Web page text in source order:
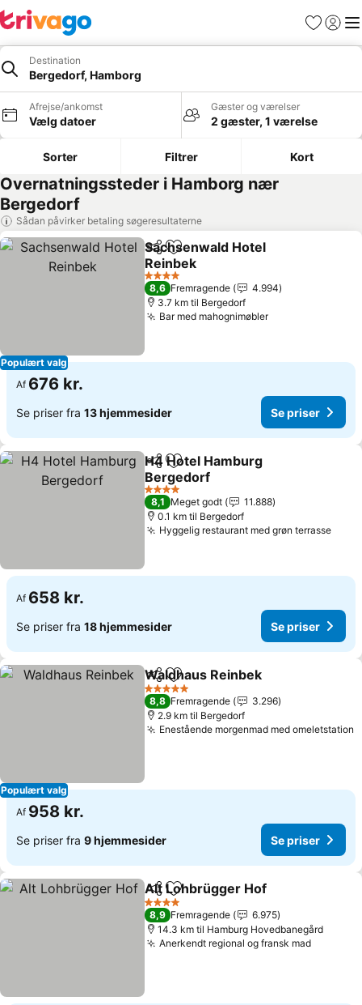
Favoritter
Log ind
Destination
Bergedorf, Hamborg
Afrejse/ankomst
Vælg datoer
Gæster og værelser
2 gæster, 1 værelse
Sorter Filtrer Kort
Overnatningssteder i Hamborg nær
Bergedorf
Sådan påvirker betaling søgeresultaterne
Populært valg
Del Føj til favoritter
Sachsenwald Hotel
Reinbek
4 Stjerner
8,6 Fremragende
4.994
3.7 km til Bergedorf
Bar med mahognimøbler
Af 676 kr.
Se priser fra 13 hjemmesider Se priser
Del Føj til favoritter
H4 Hotel Hamburg
Bergedorf
4 Stjerner
8,1 Meget godt
11.888
0.1 km til Bergedorf
Hyggelig restaurant med grøn terrasse
Af 658 kr.
Se priser fra 18 hjemmesider Se priser
Populært valg
Del Føj til favoritter
Waldhaus Reinbek
5 Stjerner
8,8 Fremragende
3.296
2.9 km til Bergedorf
Enestående morgenmad med omeletstation
Af 958 kr.
Se priser fra 9 hjemmesider Se priser
Del Føj til favoritter
Alt Lohbrügger Hof
4 Stjerner
8,9 Fremragende
6.975
14.3 km til Hamburg Hovedbanegård
Anerkendt regional og fransk mad